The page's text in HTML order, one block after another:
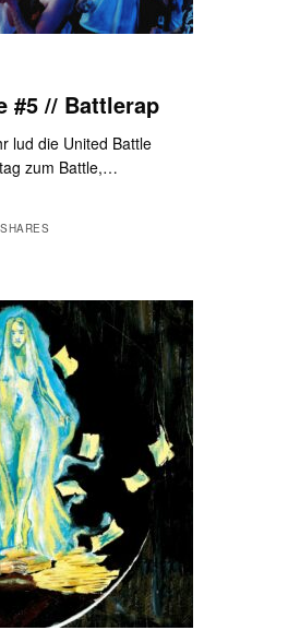
#5 // Battlerap
lud die United Battle
zum Battle,…